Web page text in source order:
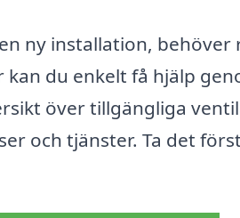
ny installation,
du enkelt få hjälp
över tillgängliga
och tjänster. Ta det